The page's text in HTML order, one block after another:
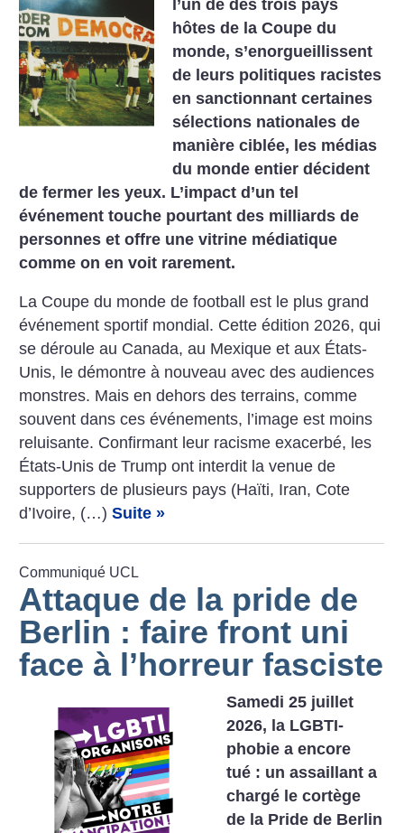
l’un de des trois pays
hôtes de la Coupe du
monde, s’enorgueillissent
de leurs politiques racistes
en sanctionnant certaines
sélections nationales de
manière ciblée, les médias
du monde entier décident
de fermer les yeux. L’impact d’un tel
événement touche pourtant des milliards de
personnes et offre une vitrine médiatique
comme on en voit rarement.
La Coupe du monde de football est le plus grand
événement sportif mondial. Cette édition 2026, qui
se déroule au Canada, au Mexique et aux États-
Unis, le démontre à nouveau avec des audiences
­monstres. Mais en dehors des terrains, comme
souvent dans ces événements, l’image est moins
reluisante. Confirmant leur racisme exacerbé, les
États-Unis de Trump ont interdit la venue de
supporters de plusieurs pays (Haïti, Iran, Cote
d’Ivoire, (…)Suite »
Communiqué UCL
Attaque de la pride de
Berlin : faire front uni
face à l’horreur fasciste
Samedi 25 juillet
2026, la LGBTI-
phobie a encore
tué : un assaillant a
chargé le cortège
de la Pride de Berlin